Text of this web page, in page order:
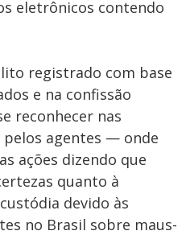
eletrônicos contendo
registrado com base
e na confissão
reconhecer nas
pelos agentes — onde
ações dizendo que
quanto à
devido às
no Brasil sobre maus-